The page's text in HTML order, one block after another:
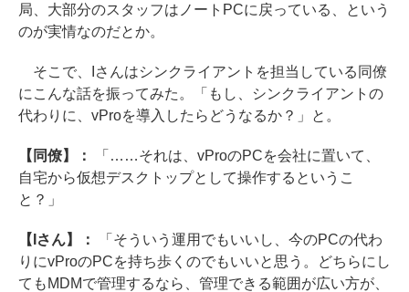
局、大部分のスタッフはノートPCに戻っている、という
のが実情なのだとか。
そこで、Iさんはシンクライアントを担当している同僚
にこんな話を振ってみた。「もし、シンクライアントの
代わりに、vProを導入したらどうなるか？」と。
【同僚】：
「……それは、vProのPCを会社に置いて、
自宅から仮想デスクトップとして操作するというこ
と？」
【Iさん】：
「そういう運用でもいいし、今のPCの代わ
りにvProのPCを持ち歩くのでもいいと思う。どちらにし
てもMDMで管理するなら、管理できる範囲が広い方が、